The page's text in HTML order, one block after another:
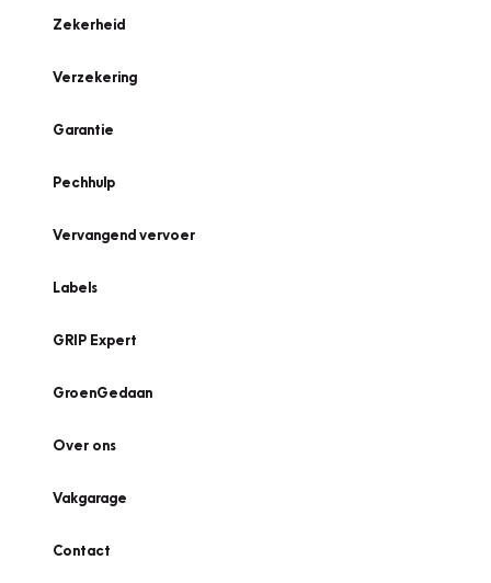
Zekerheid
Verzekering
Garantie
Pechhulp
Vervangend vervoer
Labels
GRIP Expert
GroenGedaan
Over ons
Vakgarage
Contact